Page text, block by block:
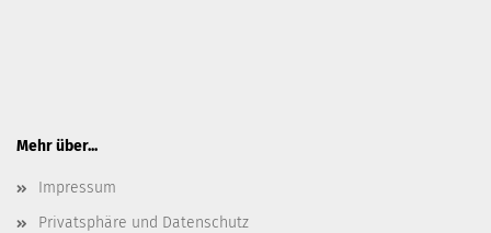
Mehr über...
Impressum
Privatsphäre und Datenschutz